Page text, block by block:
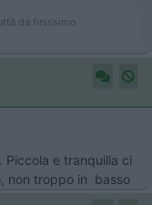
da finissimo
Piccola e tranquilla ci
non troppo in basso